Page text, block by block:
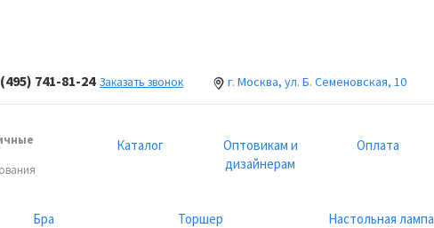
741-81-24 Заказать звонок г. Москва, ул. Б. Семеновская, 10
Каталог
Оптовикам и
дизайнерам
Оплата
Бра Торшер Настольная лампа